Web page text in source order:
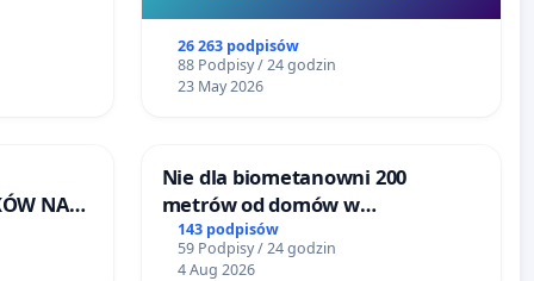
w
26 263 podpisów
88 Podpisy / 24 godzin
23 May 2026
NA
W
Nie dla biometanowni 200
metrów od domów w
Biernatkach, gm. Wądroże
Wielkie
143 podpisów
59 Podpisy / 24 godzin
4 Aug 2026